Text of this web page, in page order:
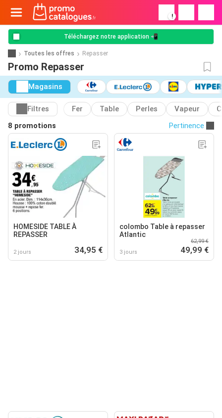
!
Téléchargez notre application 📲
Toutes les offres Repasser
Promo Repasser
Magasins
Filtres Fer Table Perles Vapeur
8 promotions
Pertinence
HOMESIDE TABLE À
REPASSER
2 jours 34,95 €
colombo Table à repasser
Atlantic
3 jours
62,99 €
49,99 €